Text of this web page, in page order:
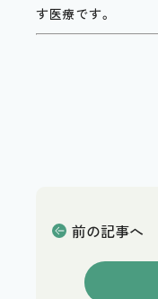
す医療です。
前の記事へ